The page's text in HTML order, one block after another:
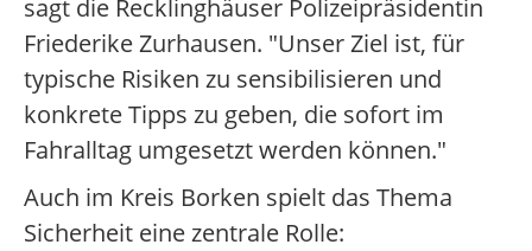
sagt die Recklinghäuser Polizeipräsidentin
Friederike Zurhausen. "Unser Ziel ist, für
typische Risiken zu sensibilisieren und
konkrete Tipps zu geben, die sofort im
Fahralltag umgesetzt werden können."
Auch im Kreis Borken spielt das Thema
Sicherheit eine zentrale Rolle: